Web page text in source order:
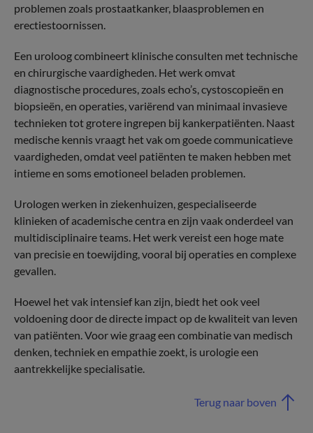
problemen zoals prostaatkanker, blaasproblemen en
erectiestoornissen.
Een uroloog combineert klinische consulten met technische
en chirurgische vaardigheden. Het werk omvat
diagnostische procedures, zoals echo’s, cystoscopieën en
biopsieën, en operaties, variërend van minimaal invasieve
technieken tot grotere ingrepen bij kankerpatiënten. Naast
medische kennis vraagt het vak om goede communicatieve
vaardigheden, omdat veel patiënten te maken hebben met
intieme en soms emotioneel beladen problemen.
Urologen werken in ziekenhuizen, gespecialiseerde
klinieken of academische centra en zijn vaak onderdeel van
multidisciplinaire teams. Het werk vereist een hoge mate
van precisie en toewijding, vooral bij operaties en complexe
gevallen.
Hoewel het vak intensief kan zijn, biedt het ook veel
voldoening door de directe impact op de kwaliteit van leven
van patiënten. Voor wie graag een combinatie van medisch
denken, techniek en empathie zoekt, is urologie een
aantrekkelijke specialisatie.
Terug naar boven